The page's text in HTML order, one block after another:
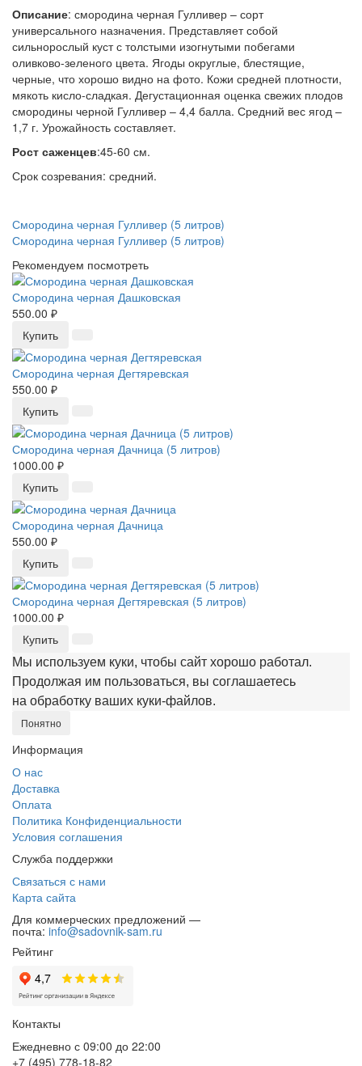
Описание: смородина черная Гулливер – сорт
универсального назначения. Представляет собой
сильнорослый куст с толстыми изогнутыми побегами
оливково-зеленого цвета. Ягоды округлые, блестящие,
черные, что хорошо видно на фото. Кожи средней плотности,
мякоть кисло-сладкая. Дегустационная оценка свежих плодов
смородины черной Гулливер – 4,4 балла. Средний вес ягод –
1,7 г. Урожайность составляет.
Рост саженцев:45-60 см.
Срок созревания: средний.
Смородина черная Гулливер (5 литров)
Смородина черная Гулливер (5 литров)
Рекомендуем посмотреть
Смородина черная Дашковская
550.00 ₽
Купить
Смородина черная Дегтяревская
550.00 ₽
Купить
Смородина черная Дачница (5 литров)
1000.00 ₽
Купить
Смородина черная Дачница
550.00 ₽
Купить
Смородина черная Дегтяревская (5 литров)
1000.00 ₽
Купить
Мы используем куки, чтобы сайт хорошо работал.
Продолжая им пользоваться, вы соглашаетесь
на обработку ваших куки‑файлов.
Понятно
Информация
О нас
Доставка
Оплата
Политика Конфиденциальности
Условия соглашения
Служба поддержки
Связаться с нами
Карта сайта
Для коммерческих предложений —
почта: info@sadovnik-sam.ru
Рейтинг
Контакты
Ежедневно с 09:00 до 22:00
+7 (495) 778-18-82